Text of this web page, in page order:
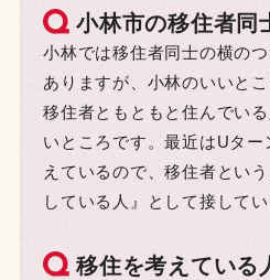
小林市の移住者同
小林では移住者同士の横の
ありますが、小林のいいと
移住者ともともと住んでい
いところです。最近はUタ
えているので、移住者とい
している人』として接して
移住を考えている